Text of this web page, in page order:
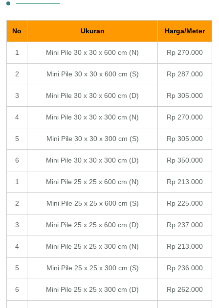
No Ukuran Harga/Meter
1 Mini Pile 30 x 30 x 600 cm (N) Rp 270.000
2 Mini Pile 30 x 30 x 600 cm (S) Rp 287.000
3 Mini Pile 30 x 30 x 600 cm (D) Rp 305.000
4 Mini Pile 30 x 30 x 300 cm (N) Rp 270.000
5 Mini Pile 30 x 30 x 300 cm (S) Rp 305.000
6 Mini Pile 30 x 30 x 300 cm (D) Rp 350.000
1 Mini Pile 25 x 25 x 600 cm (N) Rp 213.000
2 Mini Pile 25 x 25 x 600 cm (S) Rp 225.000
3 Mini Pile 25 x 25 x 600 cm (D) Rp 237.000
4 Mini Pile 25 x 25 x 300 cm (N) Rp 213.000
5 Mini Pile 25 x 25 x 300 cm (S) Rp 236.000
6 Mini Pile 25 x 25 x 300 cm (D) Rp 262.000